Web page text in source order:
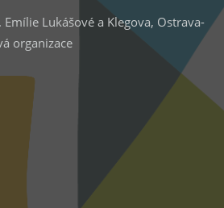
Lukášové a Klegova, Ostrava-
organizace